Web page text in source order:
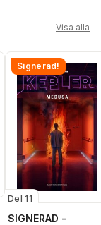
Visa alla
Signerad!
Del 11
SIGNERAD -